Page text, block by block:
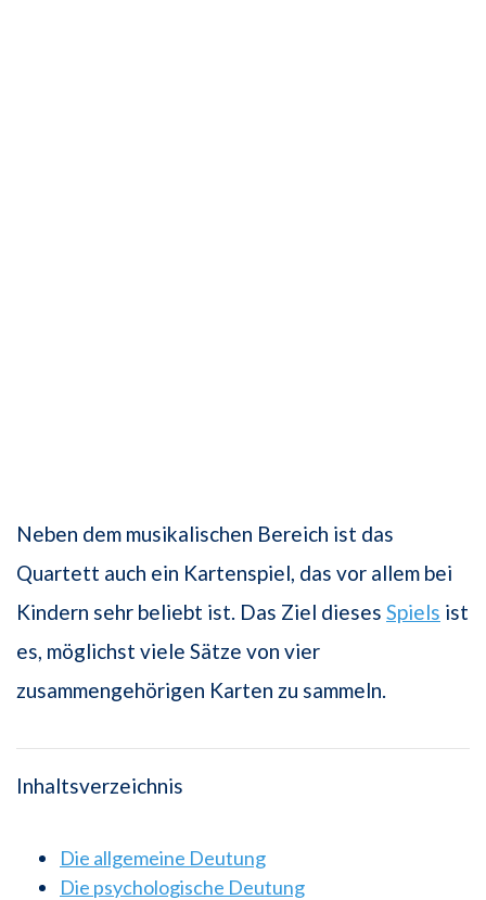
Neben dem musikalischen Bereich ist das
Quartett auch ein Kartenspiel, das vor allem bei
Kindern sehr beliebt ist. Das Ziel dieses Spiels ist
es, möglichst viele Sätze von vier
zusammengehörigen Karten zu sammeln.
Inhaltsverzeichnis
Die allgemeine Deutung
Die psychologische Deutung